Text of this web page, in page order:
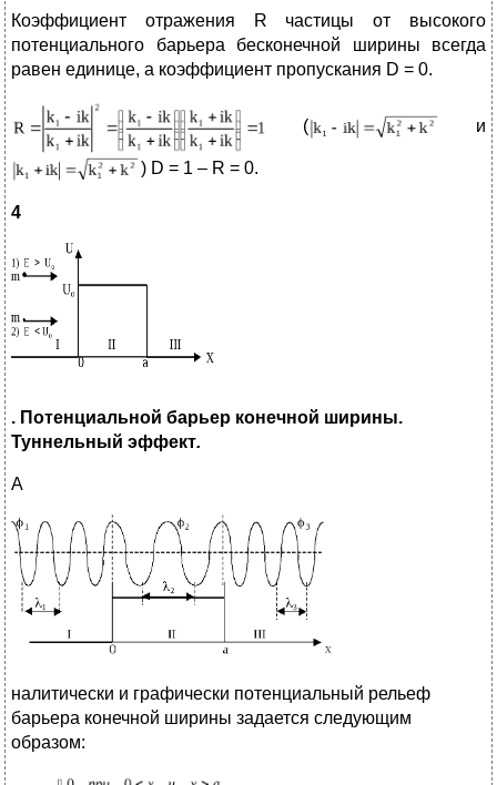
Коэффициент отражения R частицы от высокого
потенциального барьера бесконечной ширины всегда
равен единице, а коэффициент пропускания D = 0.
( и
) D = 1 – R = 0.
4
. Потенциальной барьер конечной ширины.
Туннельный эффект.
А
налитически и графически потенциальный рельеф
барьера конечной ширины задается следующим
образом: